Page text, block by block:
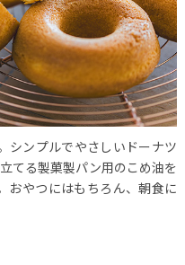
シンプルでやさしいドーナツ
てる製菓製パン用のこめ油を
おやつにはもちろん、朝食に